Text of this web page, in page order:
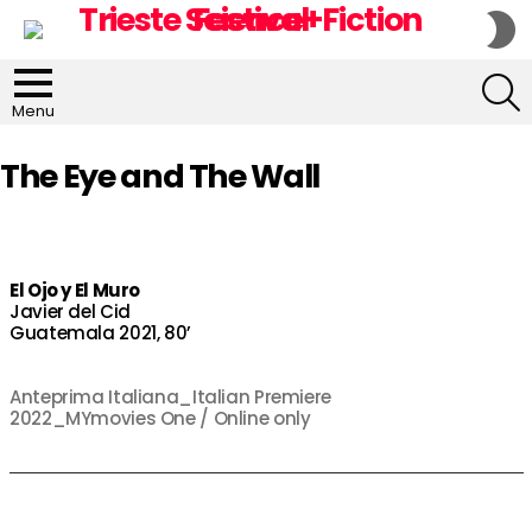
Menu
The Eye and The Wall
El Ojo y El Muro
Javier del Cid
Guatemala 2021, 80’
Anteprima Italiana_Italian Premiere
2022_MYmovies One / Online only